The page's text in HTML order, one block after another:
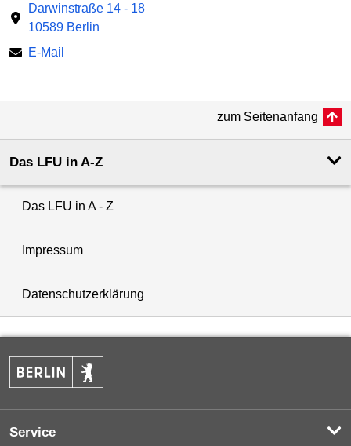
Darwinstraße 14 - 18
10589 Berlin
E-Mail
zum Seitenanfang
Das LFU in A-Z
Das LFU in A - Z
Impressum
Datenschutzerklärung
Service